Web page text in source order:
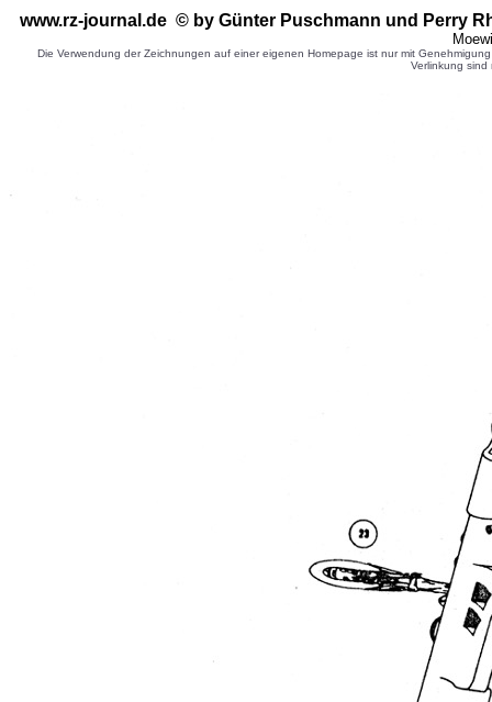
www.rz-journal.de © by Günter Puschmann und Perry
Die Verwendung der Zeichnungen auf einer eigenen Homepage ist nur mit
Verlinkung sind